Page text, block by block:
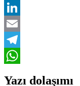
Twitter
LinkedIn
Email
Telegram
Yazı dolaşımı